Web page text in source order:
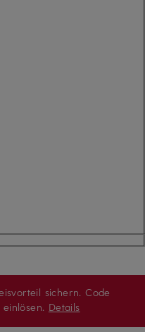
sichern. Code
Details